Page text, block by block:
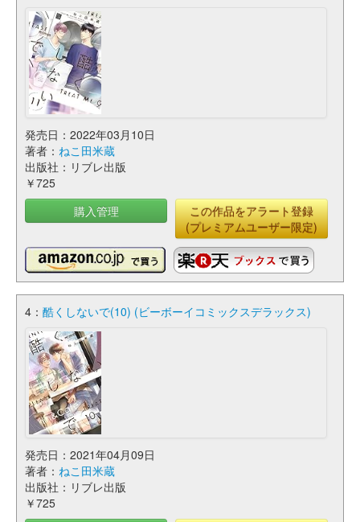
発売日：2022年03月10日
著者： ねこ田米蔵
出版社：リブレ出版
￥725
購入管理
この作品をアラート登録
(プレミアムユーザー限定)
4： 酷くしないで(10) (ビーボーイコミックスデラックス)
発売日：2021年04月09日
著者： ねこ田米蔵
出版社：リブレ出版
￥725